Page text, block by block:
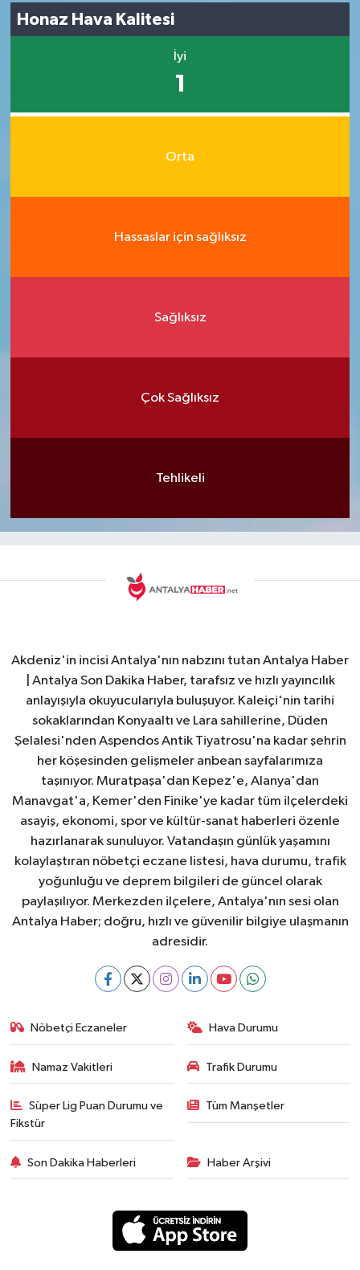
Honaz Hava Kalitesi
İyi
1
Orta
Hassaslar için sağlıksız
Sağlıksız
Çok Sağlıksız
Tehlikeli
Akdeniz'in incisi Antalya'nın nabzını tutan Antalya Haber
| Antalya Son Dakika Haber, tarafsız ve hızlı yayıncılık
anlayışıyla okuyucularıyla buluşuyor. Kaleiçi'nin tarihi
sokaklarından Konyaaltı ve Lara sahillerine, Düden
Şelalesi'nden Aspendos Antik Tiyatrosu'na kadar şehrin
her köşesinden gelişmeler anbean sayfalarımıza
taşınıyor. Muratpaşa'dan Kepez'e, Alanya'dan
Manavgat'a, Kemer'den Finike'ye kadar tüm ilçelerdeki
asayiş, ekonomi, spor ve kültür-sanat haberleri özenle
hazırlanarak sunuluyor. Vatandaşın günlük yaşamını
kolaylaştıran nöbetçi eczane listesi, hava durumu, trafik
yoğunluğu ve deprem bilgileri de güncel olarak
paylaşılıyor. Merkezden ilçelere, Antalya'nın sesi olan
Antalya Haber; doğru, hızlı ve güvenilir bilgiye ulaşmanın
adresidir.
Nöbetçi Eczaneler Hava Durumu
Namaz Vakitleri Trafik Durumu
Süper Lig Puan Durumu ve
Fikstür
Tüm Manşetler
Son Dakika Haberleri Haber Arşivi